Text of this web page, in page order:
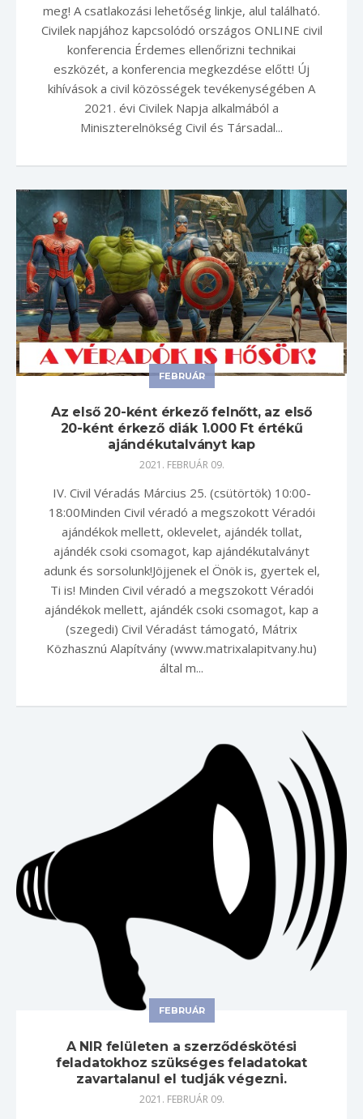
meg! A csatlakozási lehetőség linkje, alul található.
Civilek napjához kapcsolódó országos ONLINE civil
konferencia Érdemes ellenőrizni technikai
eszközét, a konferencia megkezdése előtt! Új
kihívások a civil közösségek tevékenységében A
2021. évi Civilek Napja alkalmából a
Miniszterelnökség Civil és Társadal...
FEBRUÁR
Az első 20-ként érkező felnőtt, az első
20-ként érkező diák 1.000 Ft értékű
ajándékutalványt kap
2021. FEBRUÁR 09.
IV. Civil Véradás Március 25. (csütörtök) 10:00-
18:00Minden Civil véradó a megszokott Véradói
ajándékok mellett, oklevelet, ajándék tollat,
ajándék csoki csomagot, kap ajándékutalványt
adunk és sorsolunk!Jöjjenek el Önök is, gyertek el,
Ti is! Minden Civil véradó a megszokott Véradói
ajándékok mellett, ajándék csoki csomagot, kap a
(szegedi) Civil Véradást támogató, Mátrix
Közhasznú Alapítvány (www.matrixalapitvany.hu)
által m...
FEBRUÁR
A NIR felületen a szerződéskötési
feladatokhoz szükséges feladatokat
zavartalanul el tudják végezni.
2021. FEBRUÁR 09.